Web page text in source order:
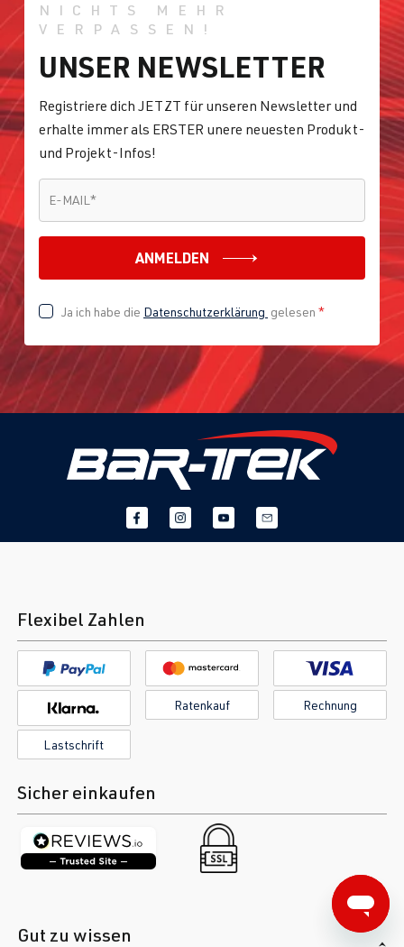
NICHTS MEHR
VERPASSEN!
UNSER NEWSLETTER
Registriere dich JETZT für unseren Newsletter und
erhalte immer als ERSTER unere neuesten Produkt-
und Projekt-Infos!
E-MAIL *
ANMELDEN
Ja ich habe die Datenschutzerklärung gelesen *
Flexibel Zahlen
Ratenkauf Rechnung
Lastschrift
Sicher einkaufen
Gut zu wissen